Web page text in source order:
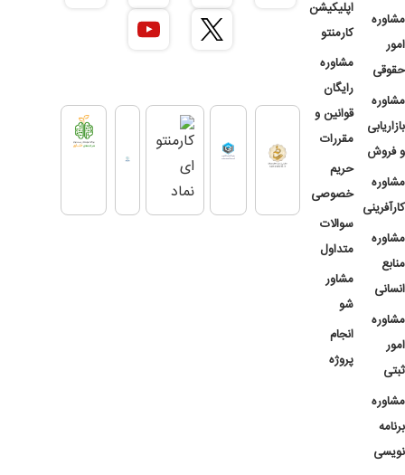
مشاوره
امور
حقوقی
مشاوره
بازاریابی
و فروش
مشاوره
کارآفرینی
مشاوره
منابع
انسانی
مشاوره
امور
ثبتی
مشاوره
برنامه
نویسی
اپلیکیشن
کارمنتو
مشاوره
رایگان
قوانین و
مقررات
حریم
خصوصی
سوالات
متداول
مشاور
شو
انجام
پروژه